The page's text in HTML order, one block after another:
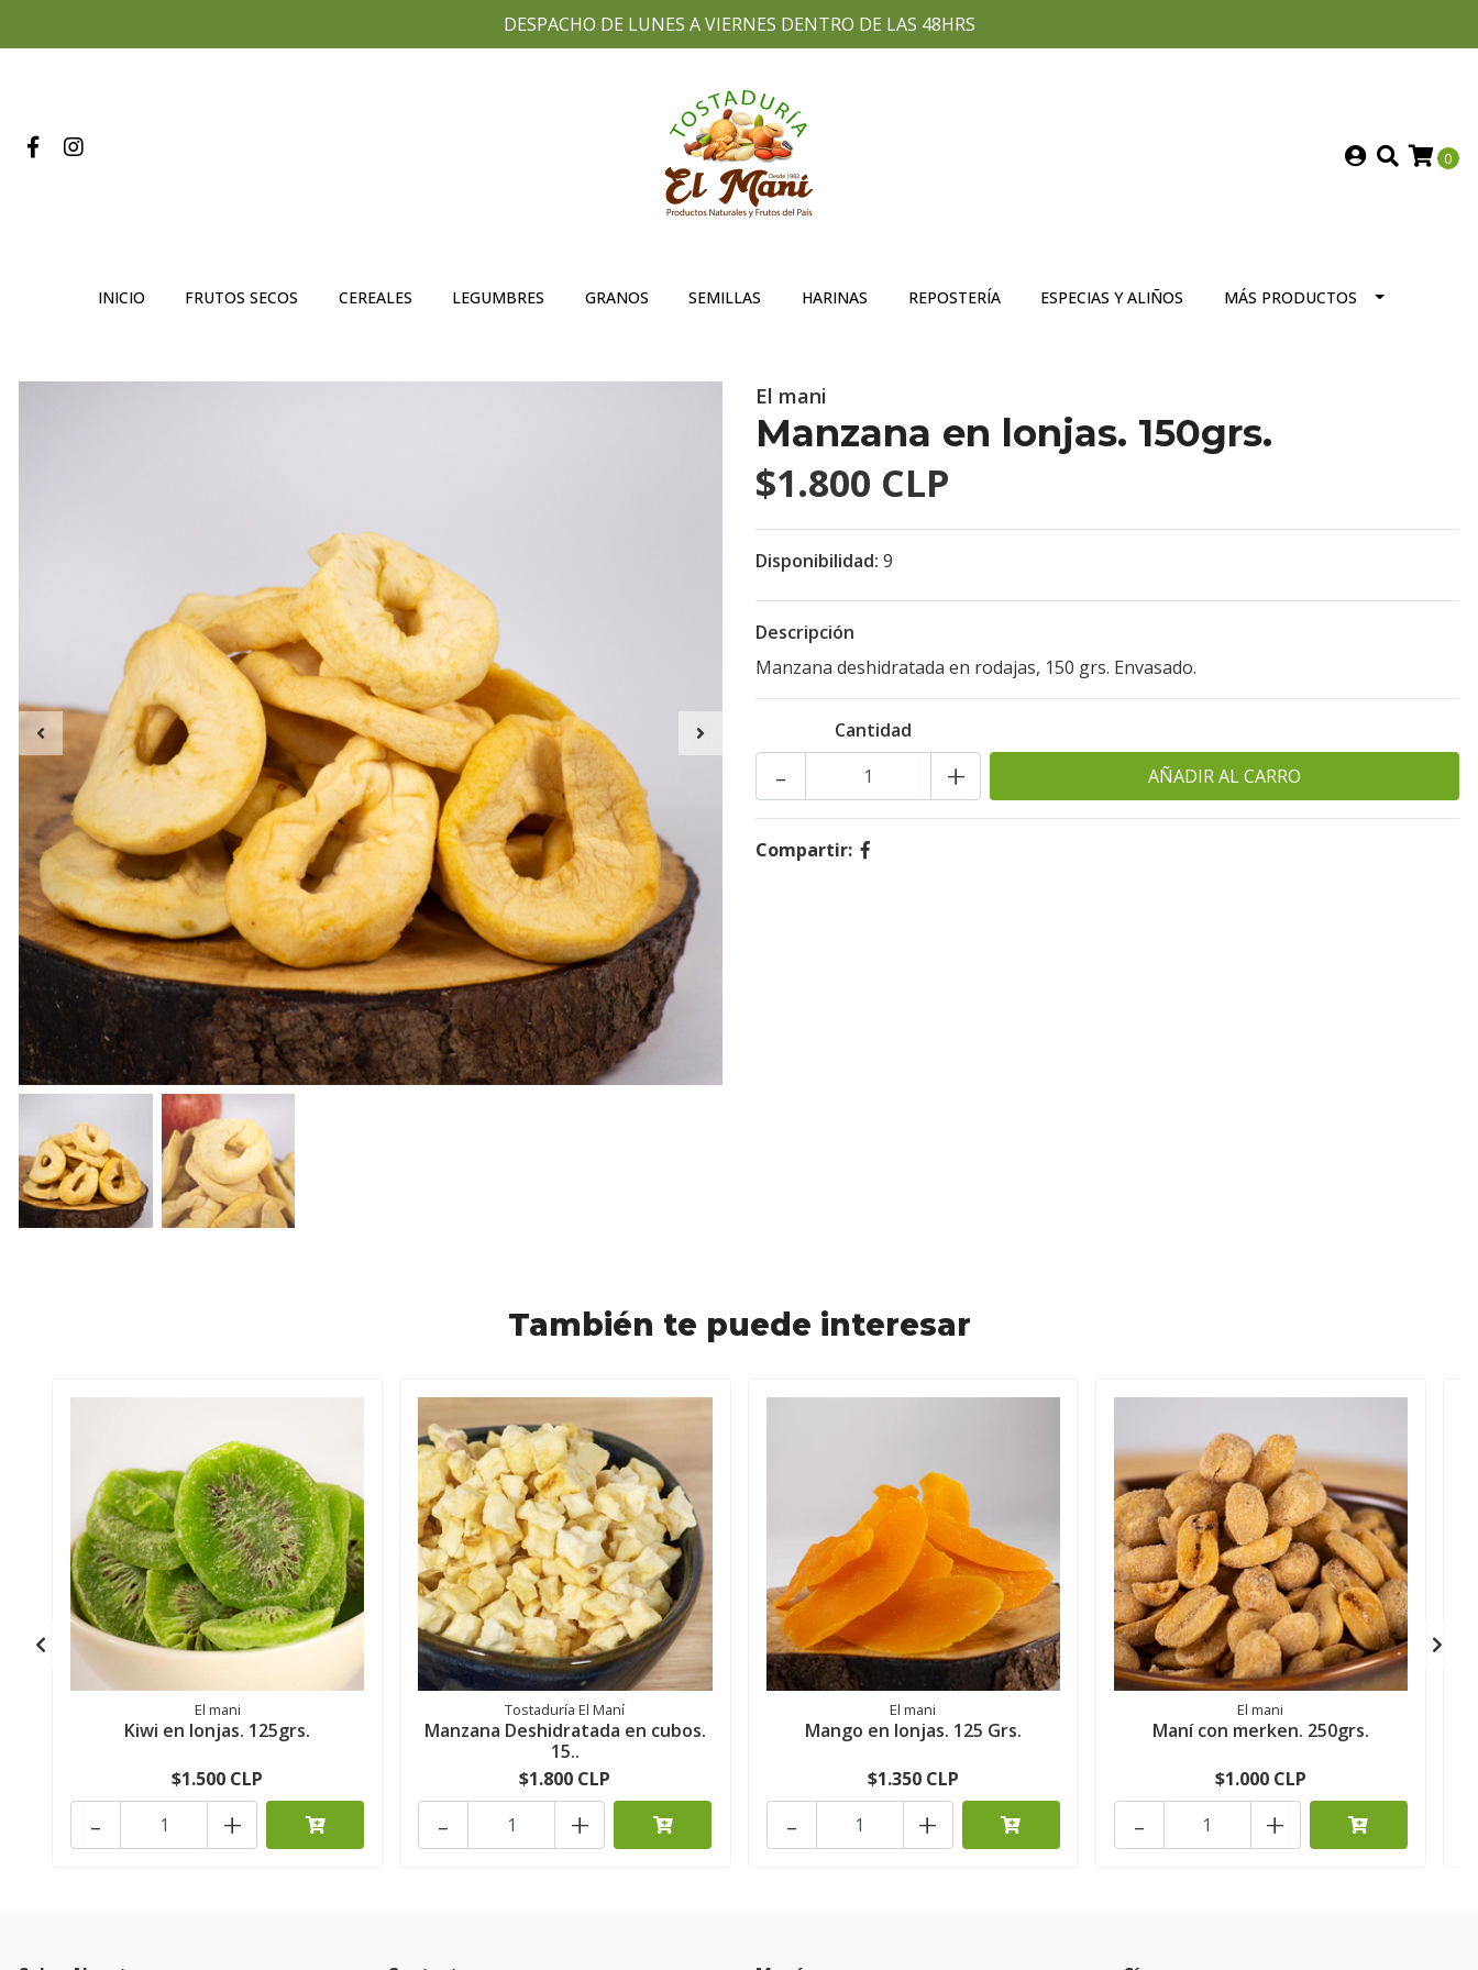
DESPACHO DE LUNES A VIERNES DENTRO DE LAS 48HRS
0
INICIO FRUTOS SECOS CEREALES LEGUMBRES GRANOS SEMILLAS HARINAS REPOSTERÍA ESPECIAS Y ALIÑOS MÁS PRODUCTOS
El mani
Manzana en lonjas. 150grs.
$1.800 CLP
Disponibilidad: 9
Descripción
Manzana deshidratada en rodajas, 150 grs. Envasado.
Cantidad
+
-
Compartir:
También te puede interesar
El mani
Kiwi en lonjas. 125grs.
$1.500 CLP
+
-
Tostaduría El Maní
Manzana Deshidratada en cubos.
15..
$1.800 CLP
+
-
El mani
Mango en lonjas. 125 Grs.
$1.350 CLP
+
-
El mani
Maní con merken. 250grs.
$1.000 CLP
+
-